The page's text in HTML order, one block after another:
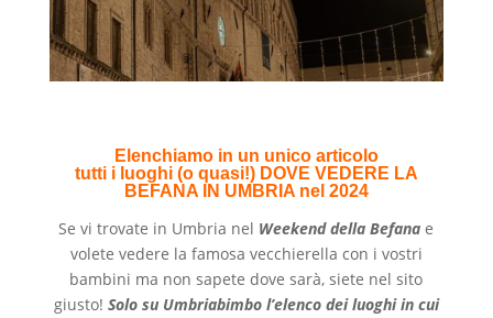
Elenchiamo in un unico articolo
tutti i luoghi (o quasi!) DOVE VEDERE LA
BEFANA IN UMBRIA nel 2024
Se vi trovate in Umbria nel Weekenddella Befana e
volete vedere la famosa vecchierella con i vostri
bambini ma non sapete dove sarà, siete nel sito
giusto! Solo su Umbriabimbo l’elenco dei luoghi in cui